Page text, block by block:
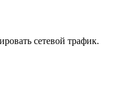
сетевой трафик.